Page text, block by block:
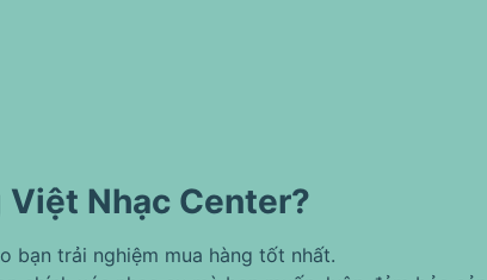
Việt Nhạc Center?
bạn trải nghiệm mua hàng tốt nhất.